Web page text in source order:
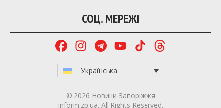
СОЦ. МЕРЕЖІ
Українська
© 2026 Новини Запоріжжя
inform.zp.ua. All Rights Reserved.